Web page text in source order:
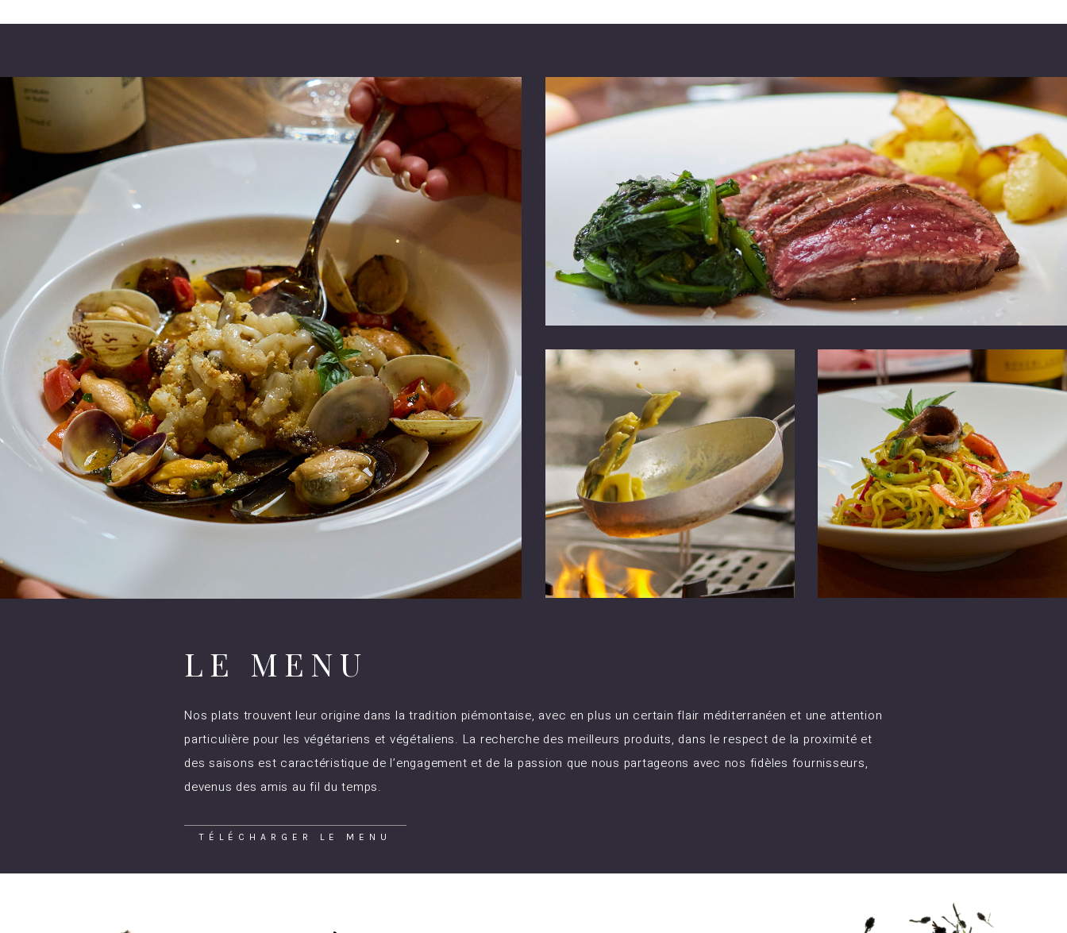
LE MENU
Nos plats trouvent leur origine dans la tradition piémontaise, avec en plus un certain flair méditerranéen et une attention
particulière pour les végétariens et végétaliens. La recherche des meilleurs produits, dans le respect de la proximité et
des saisons est caractéristique de l’engagement et de la passion que nous partageons avec nos fidèles fournisseurs,
devenus des amis au fil du temps.
TÉLÉCHARGER LE MENU